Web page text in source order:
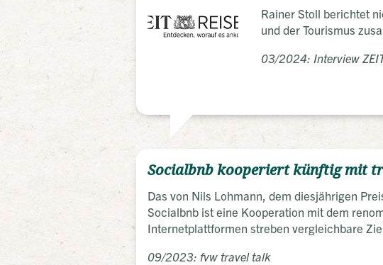
Rainer Stoll berichtet
und der Tourismus
03/2024: Interview
Socialbnb kooperiert künftig mit
Das von Nils Lohmann, dem diesjährigen
Socialbnb ist eine Kooperation mit dem
Internetplattformen streben vergleichbare
09/2023: fvw travel talk